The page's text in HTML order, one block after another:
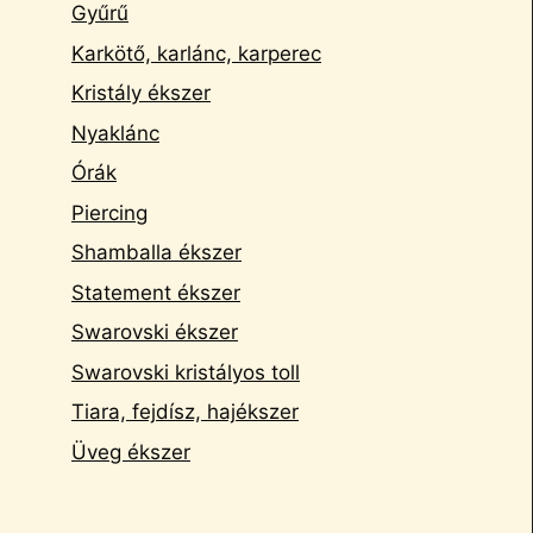
Gyűrű
Karkötő, karlánc, karperec
Kristály ékszer
Nyaklánc
Órák
Piercing
Shamballa ékszer
Statement ékszer
Swarovski ékszer
Swarovski kristályos toll
Tiara, fejdísz, hajékszer
Üveg ékszer